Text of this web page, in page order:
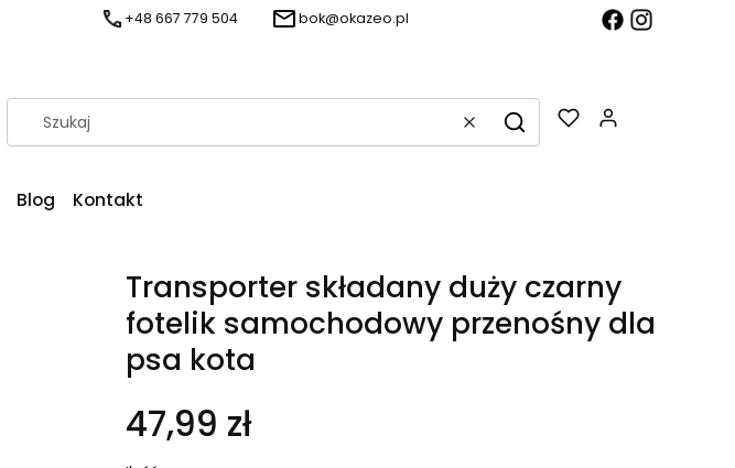
+48 667 779 504 bok@okazeo.pl
WyczyśćSzukaj
Blog Kontakt
Transporter składany duży czarny
fotelik samochodowy przenośny dla
psa kota
47,99 zł